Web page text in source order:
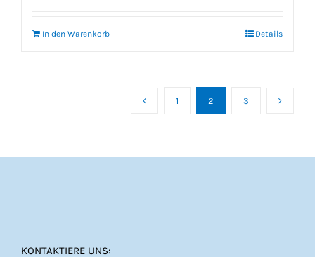
In den Warenkorb Details
1 2 3
KONTAKTIERE UNS: